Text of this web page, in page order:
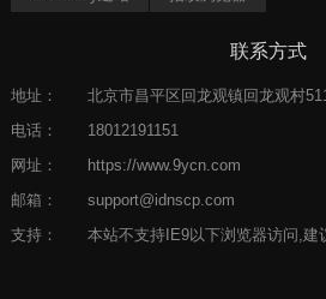
联系方式
地址：
北京市昌平区回龙观镇回龙观村
电话：
18012191151
网址：
https://www.9ycn.com
邮箱：
support@idnscp.com
支持：
本站不支持IE9以下浏览器访问,建